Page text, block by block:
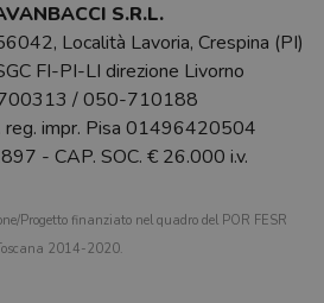
S.R.L.
Località Lavoria, Crespina (PI)
FI-PI-LI direzione Livorno
/050-710188
reg. impr. Pisa 01496420504
- CAP. SOC. € 26.000 i.v.
Progetto finanziato nel quadro del POR FESR
2014-2020.